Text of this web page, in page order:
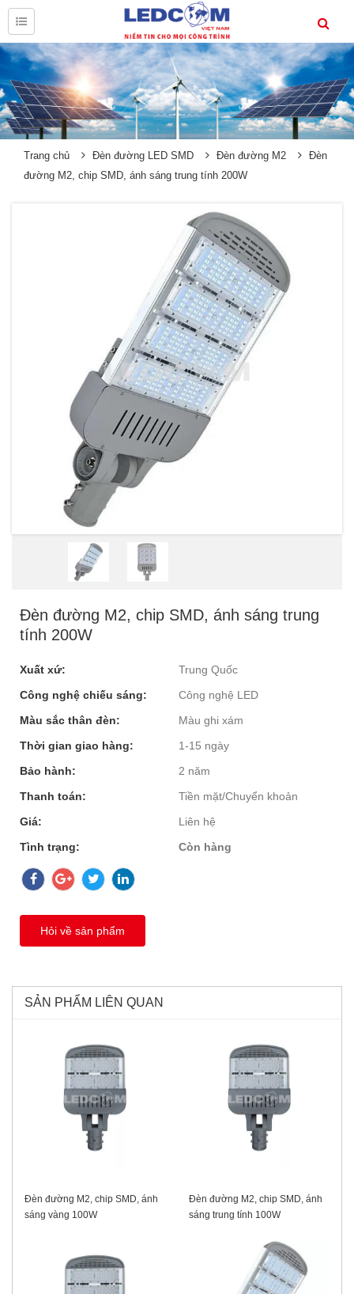
Trang chủ Đèn đường LED SMD Đèn đường M2
Đèn
đường M2, chip SMD, ánh sáng trung tính 200W
Đèn đường M2, chip SMD, ánh sáng trung
tính 200W
Xuất xứ:
Trung Quốc
Công nghệ chiếu sáng:
Công nghệ LED
Màu sắc thân đèn:
Màu ghi xám
Thời gian giao hàng:
1-15 ngày
Bảo hành:
2 năm
Thanh toán:
Tiền mặt/Chuyển khoản
Giá:
Liên hệ
Tình trạng:
Còn hàng
Hỏi về sản phẩm
SẢN PHẨM LIÊN QUAN
Đèn đường M2, chip SMD, ánh
sáng vàng 100W
Đèn đường M2, chip SMD, ánh
sáng trung tính 100W